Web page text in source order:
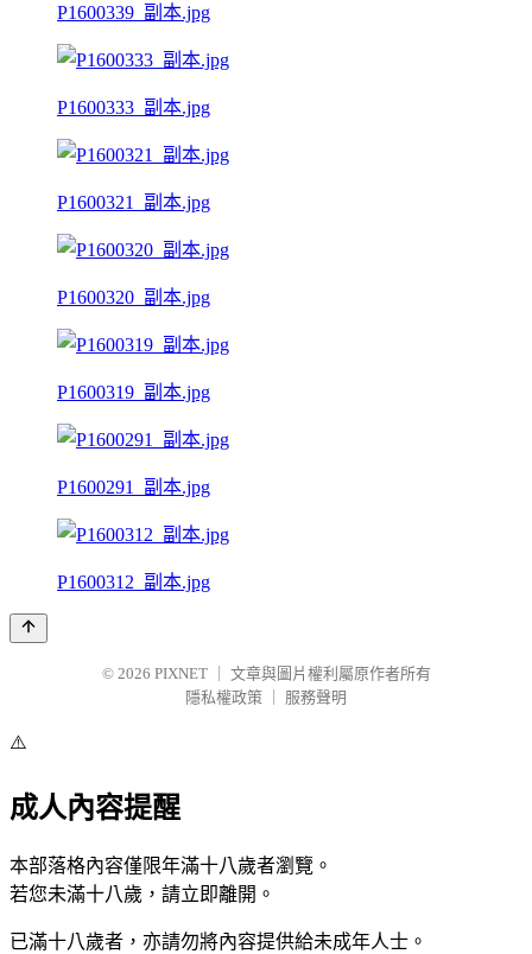
P1600339_副本.jpg
P1600333_副本.jpg
P1600321_副本.jpg
P1600320_副本.jpg
P1600319_副本.jpg
P1600291_副本.jpg
P1600312_副本.jpg
© 2026 PIXNET
文章與圖片權利屬原作者所有
隱私權政策
服務聲明
⚠️
成人內容提醒
本部落格內容僅限年滿十八歲者瀏覽。
若您未滿十八歲，請立即離開。
已滿十八歲者，亦請勿將內容提供給未成年人士。